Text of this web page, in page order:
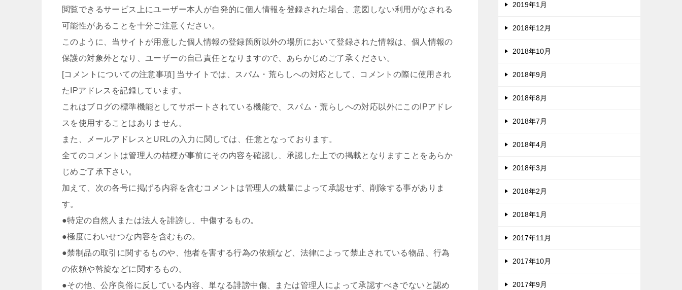
閲覧できるサービス上にユーザー本人が自発的に個人情報を登録された場合、意図しない利用がなされる
可能性があることを十分ご注意ください。
このように、当サイトが用意した個人情報の登録箇所以外の場所において登録された情報は、個人情報の
保護の対象外となり、ユーザーの自己責任となりますので、あらかじめご了承ください。
[コメントについての注意事項] 当サイトでは、スパム・荒らしへの対応として、コメントの際に使用され
たIPアドレスを記録しています。
これはブログの標準機能としてサポートされている機能で、スパム・荒らしへの対応以外にこのIPアドレ
スを使用することはありません。
また、メールアドレスとURLの入力に関しては、任意となっております。
全てのコメントは管理人の桔梗が事前にその内容を確認し、承認した上での掲載となりますことをあらか
じめご了承下さい。
加えて、次の各号に掲げる内容を含むコメントは管理人の裁量によって承認せず、削除する事がありま
す。
●特定の自然人または法人を誹謗し、中傷するもの。
●極度にわいせつな内容を含むもの。
●禁制品の取引に関するものや、他者を害する行為の依頼など、法律によって禁止されている物品、行為
の依頼や斡旋などに関するもの。
●その他、公序良俗に反している内容、単なる誹謗中傷、または管理人によって承認すべきでないと認め
2019年1月
2018年12月
2018年10月
2018年9月
2018年8月
2018年7月
2018年4月
2018年3月
2018年2月
2018年1月
2017年11月
2017年10月
2017年9月